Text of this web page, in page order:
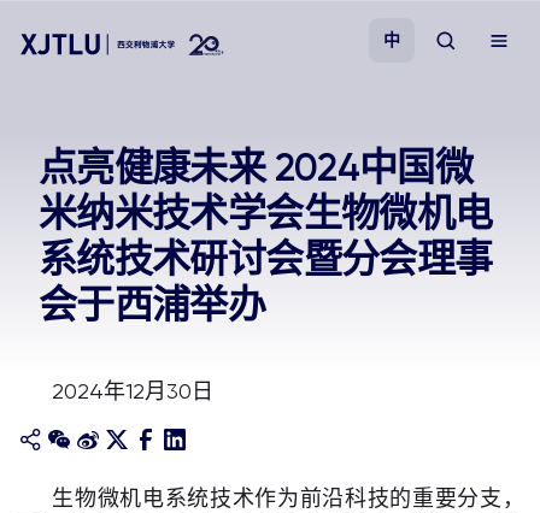
招生
科研
关于我们
中
点亮健康未来 2024中国微
米纳米技术学会生物微机电
系统技术研讨会暨分会理事
会于西浦举办
2024年12月30日
生物微机电系统技术作为前沿科技的重要分支，